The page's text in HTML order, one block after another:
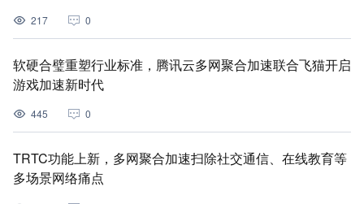
217 0
软硬合璧重塑行业标准，腾讯云多网聚合加速联合飞猫开启
游戏加速新时代
445 0
TRTC功能上新，多网聚合加速扫除社交通信、在线教育等
多场景网络痛点